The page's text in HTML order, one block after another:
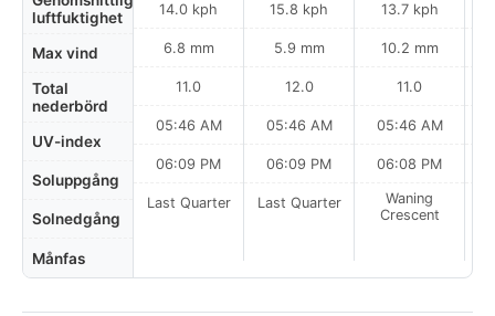
luftfuktighet
Max vind
Total
nederbörd
UV-index
Soluppgång
Solnedgång
Månfas
14.0 kph
6.8 mm
11.0
05:46 AM
06:09 PM
Last Quarter
15.8 kph
5.9 mm
12.0
05:46 AM
06:09 PM
Last Quarter
13.7 kph
10.2 mm
11.0
05:46 AM
06:08 PM
Waning
Crescent